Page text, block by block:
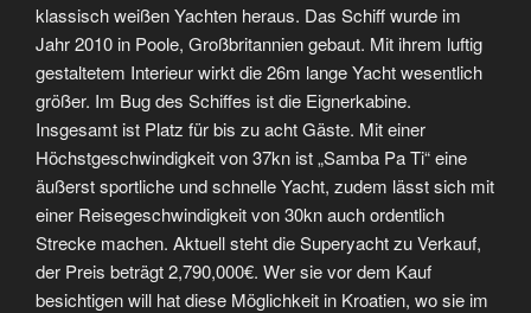
klassisch weißen Yachten heraus. Das Schiff wurde im
Jahr 2010 in Poole, Großbritannien gebaut. Mit ihrem luftig
gestaltetem Interieur wirkt die 26m lange Yacht wesentlich
größer. Im Bug des Schiffes ist die Eignerkabine.
Insgesamt ist Platz für bis zu acht Gäste. Mit einer
Höchstgeschwindigkeit von 37kn ist „Samba Pa Ti“ eine
äußerst sportliche und schnelle Yacht, zudem lässt sich mit
einer Reisegeschwindigkeit von 30kn auch ordentlich
Strecke machen. Aktuell steht die Superyacht zu Verkauf,
der Preis beträgt 2,790,000€. Wer sie vor dem Kauf
besichtigen will hat diese Möglichkeit in Kroatien, wo sie im